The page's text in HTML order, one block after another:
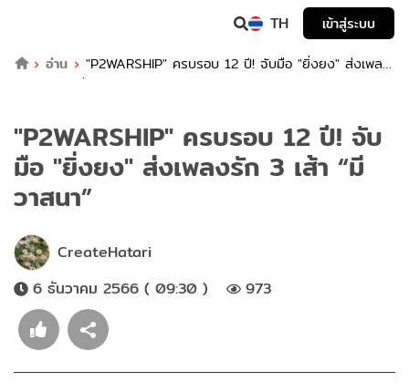
TH
เข้าสู่ระบบ
อ่าน
"P2WARSHIP" ครบรอบ 12 ปี! จับมือ "ยิ่งยง" ส่งเพลง
รัก 3 เส้า “มีวาสนา”
"P2WARSHIP" ครบรอบ 12 ปี! จับ
มือ "ยิ่งยง" ส่งเพลงรัก 3 เส้า “มี
วาสนา”
CreateHatari
6 ธันวาคม 2566 ( 09:30 )
973